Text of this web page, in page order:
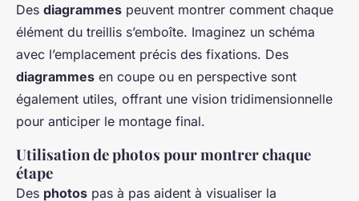
Des diagrammes peuvent montrer comment chaque
élément du treillis s’emboîte. Imaginez un schéma
avec l’emplacement précis des fixations. Des
diagrammes en coupe ou en perspective sont
également utiles, offrant une vision tridimensionnelle
pour anticiper le montage final.
Utilisation de photos pour montrer chaque
étape
Des photos pas à pas aident à visualiser la